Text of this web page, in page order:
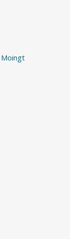
Moingt